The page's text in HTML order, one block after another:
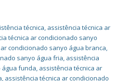
técnica, assistência técnica ar
técnica ar condicionado sanyo
condicionado sanyo água branca,
sanyo água fria, assistência
água funda, assistência técnica ar
, assistência técnica ar condicionado